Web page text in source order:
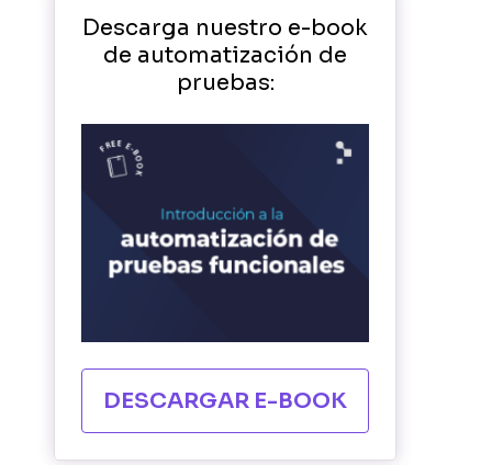
Descarga nuestro e-book
de automatización de
pruebas:
DESCARGAR E-BOOK